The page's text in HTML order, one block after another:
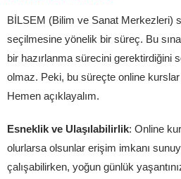
BİLSEM (Bilim ve Sanat Merkezleri)
seçilmesine yönelik bir süreç. Bu
bir hazırlanma sürecini gerektirdiğini
olmaz. Peki, bu süreçte online
Hemen açıklayalım.
Esneklik ve Ulaşılabilirlik: Online
olurlarsa olsunlar erişim imkanı
çalışabilirken, yoğun günlük